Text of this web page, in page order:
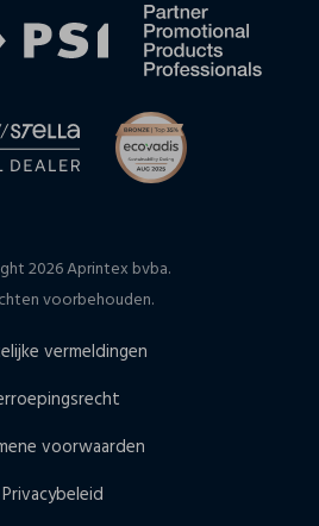
2026 Aprintex bvba.
voorbehouden.
vermeldingen
voorwaarden
Privacybeleid